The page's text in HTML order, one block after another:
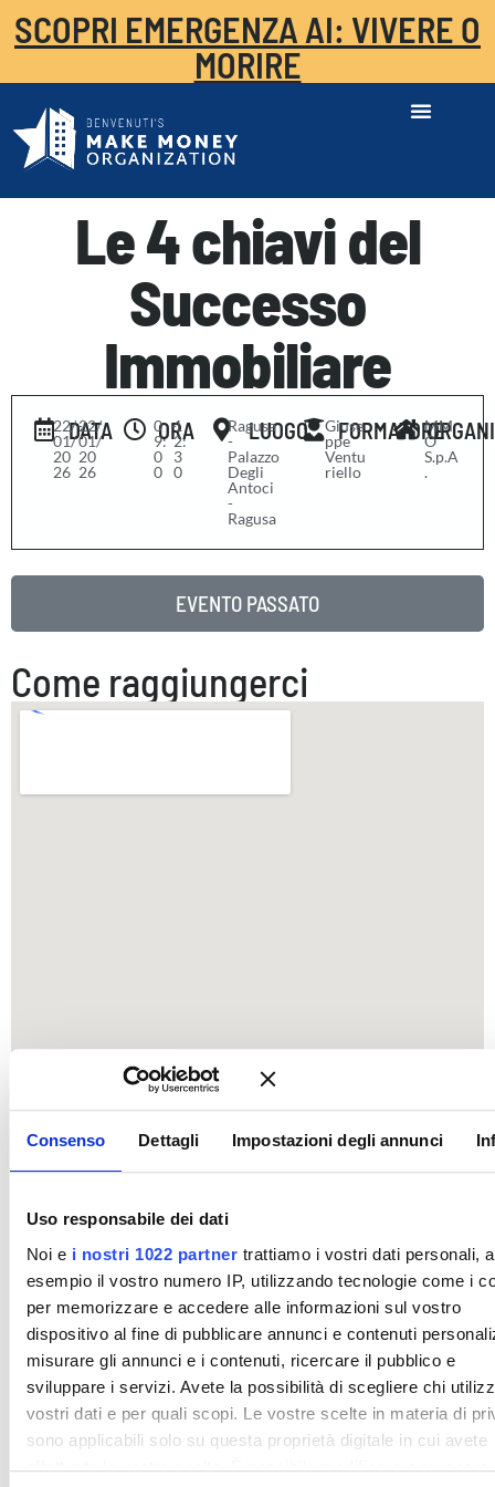
Consenso Dettagli Impostazioni degli annunci
Uso responsabile dei dati
Noi e i nostri 1022 partnertrattiamo i vostri dati personali,
esempio il vostro numero IP, utilizzando tecnologie come i
per memorizzare e accedere alle informazioni sul vostro
dispositivo al fine di pubblicare annunci e contenuti
misurare gli annunci e i contenuti, ricercare il pubblico e
sviluppare i servizi. Avete la possibilità di scegliere chi
vostri dati e per quali scopi. Le vostre scelte in materia di
sono applicabili solo su questa proprietà digitale in cui avete
effettuato le vostre scelte. È possibile modificare o revocare
SCOPRI EMERGENZA AI: VIVERE O
MORIRE
Le 4 chiavi del
Successo
Immobiliare
DATA
22/
01/
20
26
-22/
01/
20
26
ORA
0
9:
0
0
-1
2:
3
0
LUOGO
Ragusa
-
Palazzo
Degli
Antoci
-
Ragusa
FORMATORE
Giuse
ppe
Ventu
riello
MM
O
S.p.A
.
EVENTO PASSATO
Come raggiungerci